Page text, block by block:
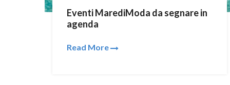
Eventi MarediModa da segnare in
agenda
Read More